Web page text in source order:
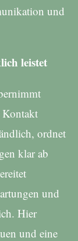
und
leistet
Kontakt
ordnet
klar ab
und
Hier
und eine